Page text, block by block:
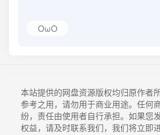
OωO
本站提供的网盘资源版权均归原作者
参考之用，请勿用于商业用途。任何
纷，责任由使用者自行承担。如果您
权益，请及时联系我们，我们将立即